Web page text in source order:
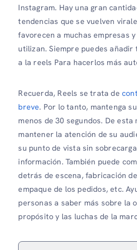
Instagram. Hay una gran
tendencias que se vuelven
favorecen a muchas empresas
utilizan. Siempre puedes añadir
a la reels Para hacerlos más
Recuerda, Reels se trata de
breve. Por lo tanto, mantenga
menos de 30 segundos. De esta
mantener la atención de su
su punto de vista sin
información. También puede
detrás de escena, fabricación
empaque de los pedidos, etc.
personas a saber más sobre la
propósito y las luchas de la